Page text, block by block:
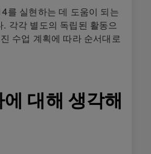
를 실현하는 데 도움이 되는
각각 별도의 독립된 활동으
수업 계획에 따라 순서대로
대해 생각해